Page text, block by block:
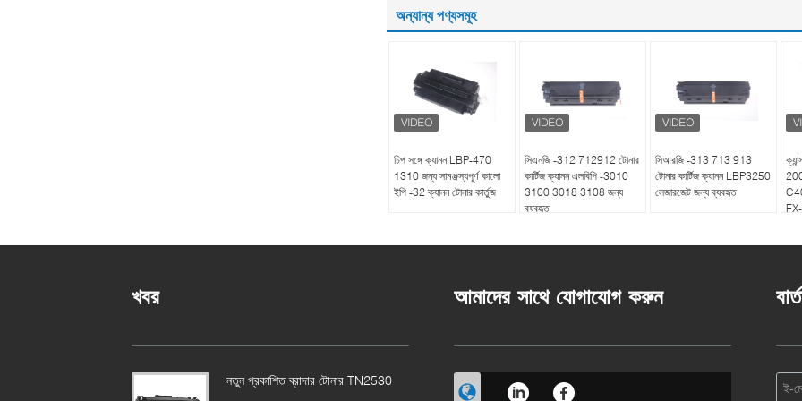
অন্যান্য পণ্যসমূহ
চিপ সঙ্গে ক্যানন LBP-470
1310 জন্য সামঞ্জস্যপূর্ণ কালো
ইপি -32 ক্যানন টোনার কার্তুজ
সিএনজি -312 712912 টোনার
কার্টিজ ক্যানন এলবিপি -3010
3100 3018 3108 জন্য
ব্যবহৃত
সিআরজি -313 713 913
টোনার কার্টিজ ক্যানন LBP3250
লেজারজেট জন্য ব্যবহৃত
FX-
খবর
নতুন প্রকাশিত ব্রাদার টোনার TN2530
আমাদের সাথে যোগাযোগ করুন